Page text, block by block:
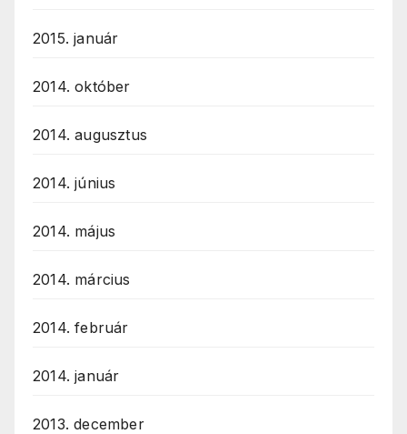
2015. január
2014. október
2014. augusztus
2014. június
2014. május
2014. március
2014. február
2014. január
2013. december